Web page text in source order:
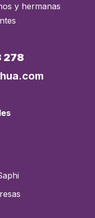
y hermanas
278